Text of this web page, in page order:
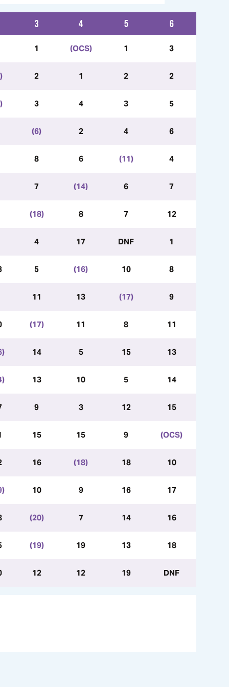
3 4 5 6
1 (OCS) 1 3
2 1 2 2
3 4 3 5
(6) 2 4 6
8 6 (11) 4
7 (14) 6 7
(18) 8 7 12
4 17 DNF 1
5 (16) 10 8
11 13 (17) 9
(17) 11 8 11
14 5 15 13
13 10 5 14
9 3 12 15
15 15 9 (OCS)
16 (18) 18 10
10 9 16 17
(20) 7 14 16
(19) 19 13 18
12 12 19 DNF